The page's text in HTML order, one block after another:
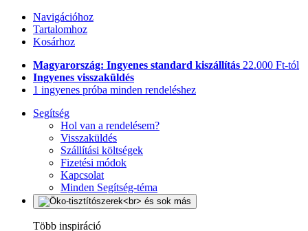
Navigációhoz
Tartalomhoz
Kosárhoz
Magyarország: Ingyenes standard kiszállítás 22.000 Ft-tól
Ingyenes visszaküldés
1 ingyenes próba minden rendeléshez
Segítség
Hol van a rendelésem?
Visszaküldés
Szállítási költségek
Fizetési módok
Kapcsolat
Minden Segítség-téma
Több inspiráció